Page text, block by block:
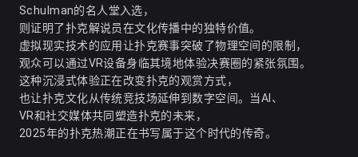
Schulman的名人堂入选，
则证明了扑克解说员在文化传播中的独特价值。
虚拟现实技术的应用让扑克赛事突破了物理空间的限制，
观众可以通过VR设备身临其境地体验决赛圈的紧张氛围。
这种沉浸式体验正在改变扑克的观赏方式，
也让扑克文化从传统竞技场延伸到数字空间。当AI、
VR和社交媒体共同塑造扑克的未来，
2025年的扑克热潮正在书写属于这个时代的传奇。